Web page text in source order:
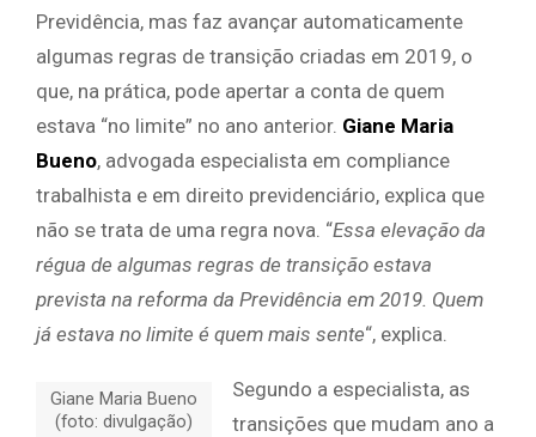
Previdência, mas faz avançar automaticamente
algumas regras de transição criadas em 2019, o
que, na prática, pode apertar a conta de quem
estava “no limite” no ano anterior. Giane Maria
Bueno, advogada especialista em compliance
trabalhista e em direito previdenciário, explica que
não se trata de uma regra nova. “Essa elevação da
régua de algumas regras de transição estava
prevista na reforma da Previdência em 2019. Quem
já estava no limite é quem mais sente“, explica.
Giane Maria Bueno
(foto: divulgação)
Segundo a especialista, as
transições que mudam ano a